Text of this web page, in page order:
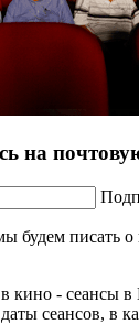
на
будем писать
кино - сеансы
сеансов, в